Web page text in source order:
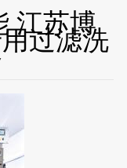
江苏博
过滤洗